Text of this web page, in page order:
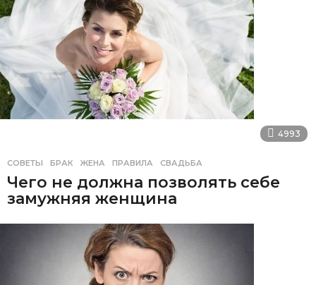
4993
СОВЕТЫ БРАК ,ЖЕНА ,ПРАВИЛА ,СВАДЬБА
Чего не должна позволять себе
замужняя женщина